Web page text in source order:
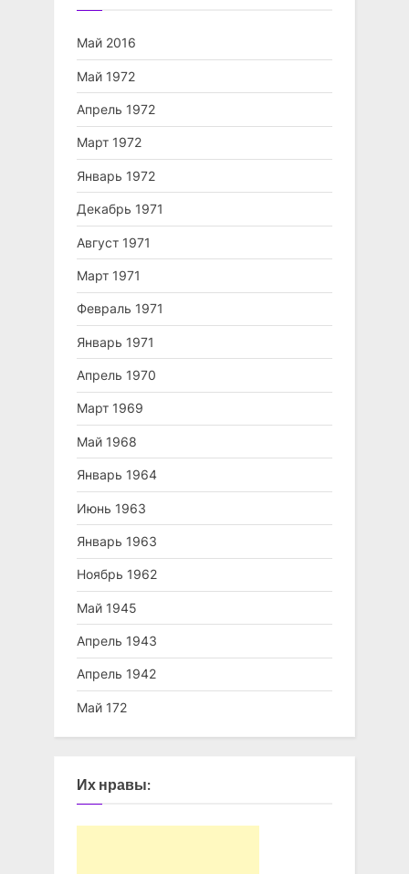
Май 2016
Май 1972
Апрель 1972
Март 1972
Январь 1972
Декабрь 1971
Август 1971
Март 1971
Февраль 1971
Январь 1971
Апрель 1970
Март 1969
Май 1968
Январь 1964
Июнь 1963
Январь 1963
Ноябрь 1962
Май 1945
Апрель 1943
Апрель 1942
Май 172
Их нравы: